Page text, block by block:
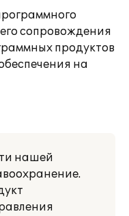
сопровождения
продуктов
на
нашей